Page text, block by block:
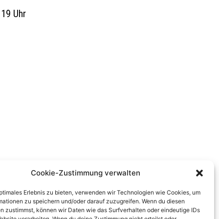
Cookie-Zustimmung verwalten
Erlebnis zu bieten, verwenden wir Technologien wie Cookies, um
zu speichern und/oder darauf zuzugreifen. Wenn du diesen
zustimmst, können wir Daten wie das Surfverhalten oder eindeutige IDs
Uhr